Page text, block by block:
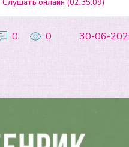
Слушать онлайн (02:35:09)
0 0 30-06-